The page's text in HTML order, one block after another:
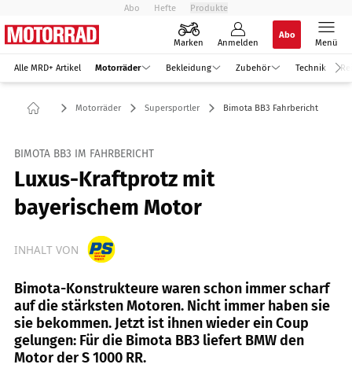
Abo Hefte Produkte
Marken Anmelden
Abo
Menü
Alle MRD+ Artikel Motorräder Bekleidung Zubehör Technik
Motorräder Supersportler Bimota BB3 Fahrbericht
BIMOTA BB3 IM FAHRBERICHT
Luxus-Kraftprotz mit
bayerischem Motor
INHALT VON
Bimota-Konstrukteure waren schon immer scharf
auf die stärksten Motoren. Nicht immer haben sie
sie bekommen. Jetzt ist ihnen wieder ein Coup
gelungen: Für die Bimota BB3 liefert BMW den
Motor der S 1000 RR.